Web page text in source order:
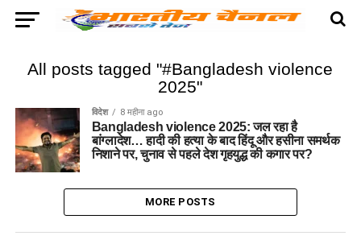
All posts tagged "#Bangladesh violence
2025"
विदेश 8 महीना ago
Bangladesh violence 2025: जल रहा है
बांग्लादेश… हादी की हत्या के बाद हिंदू और हसीना समर्थक
निशाने पर, चुनाव से पहले देश गृहयुद्ध की कगार पर?
MORE POSTS